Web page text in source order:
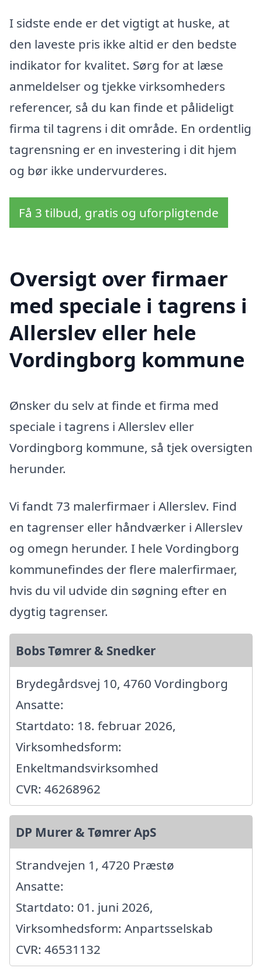
I sidste ende er det vigtigt at huske, at
den laveste pris ikke altid er den bedste
indikator for kvalitet. Sørg for at læse
anmeldelser og tjekke virksomheders
referencer, så du kan finde et pålideligt
firma til tagrens i dit område. En ordentlig
tagrensning er en investering i dit hjem
og bør ikke undervurderes.
Få 3 tilbud, gratis og uforpligtende
Oversigt over firmaer
med speciale i tagrens i
Allerslev eller hele
Vordingborg kommune
Ønsker du selv at finde et firma med
speciale i tagrens i Allerslev eller
Vordingborg kommune, så tjek oversigten
herunder.
Vi fandt 73 malerfirmaer i Allerslev. Find
en tagrenser eller håndværker i Allerslev
og omegn herunder. I hele Vordingborg
kommunefindes der flere malerfirmaer,
hvis du vil udvide din søgning efter en
dygtig tagrenser.
Bobs Tømrer & Snedker
Brydegårdsvej 10, 4760 Vordingborg
Ansatte:
Startdato: 18. februar 2026,
Virksomhedsform:
Enkeltmandsvirksomhed
CVR: 46268962
DP Murer & Tømrer ApS
Strandvejen 1, 4720 Præstø
Ansatte:
Startdato: 01. juni 2026,
Virksomhedsform: Anpartsselskab
CVR: 46531132